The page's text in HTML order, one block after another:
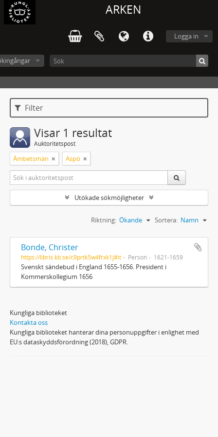
ARKEN
Logga in
Filter
Visar 1 resultat
Auktoritetspost
Ämbetsmän Aspö
Utökade sökmöjligheter
Sortera: Namn
Riktning: Ökande
Bonde, Christer
https://libris.kb.se/c9prtk5w4frxk1j#it Person 1621-1659
Svenskt sändebud i England 1655-1656. President i
Kommerskollegium 1656
Kungliga biblioteket
Kontakta oss
Kungliga biblioteket hanterar dina personuppgifter i enlighet med
EU:s dataskyddsförordning (2018), GDPR.